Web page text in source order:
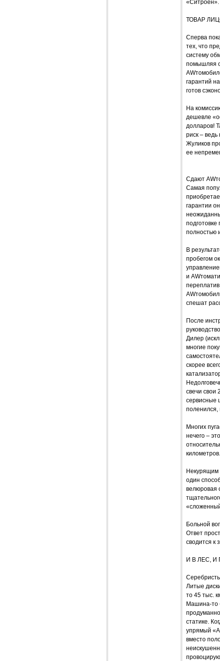
«Ситроен».
ТОВАР
Сперва
тех, что
систему
помышляя о
гарантий
готов
На
дешевле
долларов!
риск –
Жуликов
ее
Сдают
Самая
гарантии
полностью
В
пробегом
и
спешат
После
Дилер
многие
скорее
свечи свои
сервисные
поленился,
Многих
нечего –
километров.
Некурящим
один
велюровая
Больной
Ответ
сводится к
И В ЛЕС, И
Литые
то 45 тыс.
Машина-то
статике.
упрямый
вместо